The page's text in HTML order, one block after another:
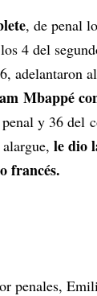
, de penal
4 del
adelantaron
Mbappé
y 36 del
le dio
francés.
penales,